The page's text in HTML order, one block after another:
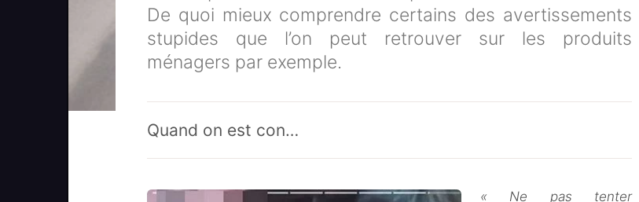
De quoi mieux comprendre certains des avertissements
stupides que l’on peut retrouver sur les produits
ménagers par exemple.
Quand on est con…
« Ne pas tenter